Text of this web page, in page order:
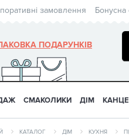
замовлення Бонусна
ПОДАРУНКІВ
СМАКОЛИКИ ДІМ
КАТАЛОГ ДІМ КУХНЯ